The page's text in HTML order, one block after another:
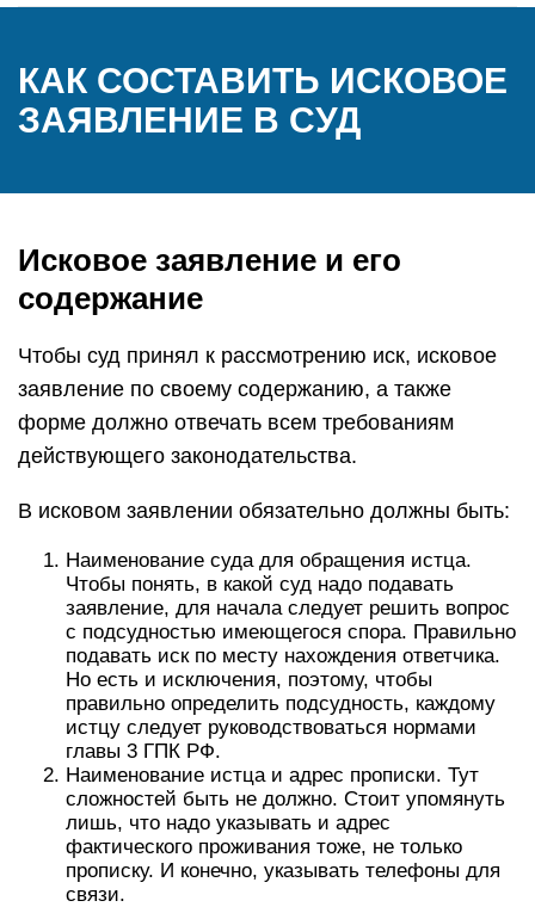
КАК СОСТАВИТЬ ИСКОВОЕ
ЗАЯВЛЕНИЕ В СУД
Исковое заявление и его
содержание
Чтобы суд принял к рассмотрению иск, исковое
заявление по своему содержанию, а также
форме должно отвечать всем требованиям
действующего законодательства.
В исковом заявлении обязательно должны быть:
Наименование суда для обращения истца.
Чтобы понять, в какой суд надо подавать
заявление, для начала следует решить вопрос
с подсудностью имеющегося спора. Правильно
подавать иск по месту нахождения ответчика.
Но есть и исключения, поэтому, чтобы
правильно определить подсудность, каждому
истцу следует руководствоваться нормами
главы 3 ГПК РФ.
Наименование истца и адрес прописки. Тут
сложностей быть не должно. Стоит упомянуть
лишь, что надо указывать и адрес
фактического проживания тоже, не только
прописку. И конечно, указывать телефоны для
связи.